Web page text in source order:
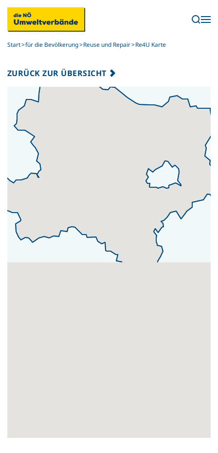
Skip to main content
Start für die Bevölkerung Reuse und Repair Re4U Karte
ZURÜCK ZUR ÜBERSICHT